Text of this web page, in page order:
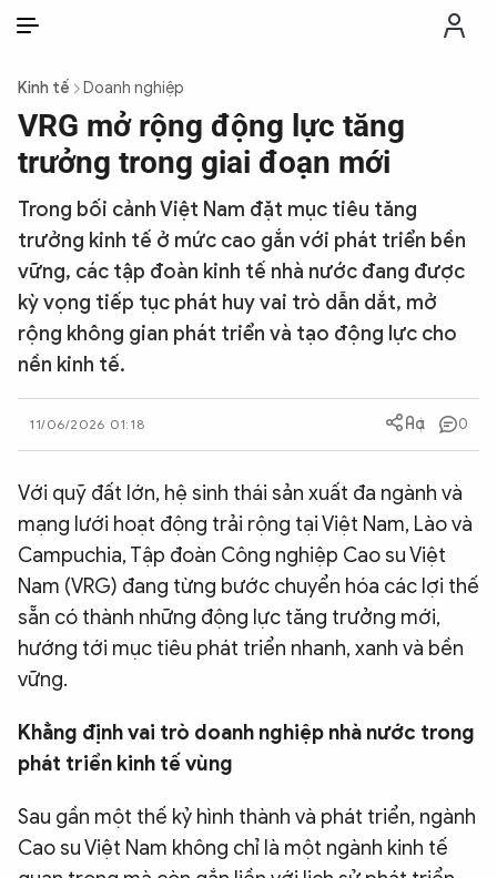
THỜI SỰ
CHỐNG DIỄN BIẾN HÒA BÌNH
CÔNG AN TRONG LÒNG DÂN
XÃ HỘI
CÔNG NGHỆ
QUỐC TẾ
VĂN HÓA - THỂ THAO
BẠN ĐỌC & CAND
ĐA PHƯƠNG TIỆN
eMagazine
Video Ảnh
Infographic
Kinh tế Doanh nghiệp
VRG mở rộng động lực tăng
trưởng trong giai đoạn mới
Trong bối cảnh Việt Nam đặt mục tiêu tăng
trưởng kinh tế ở mức cao gắn với phát triển bền
vững, các tập đoàn kinh tế nhà nước đang được
kỳ vọng tiếp tục phát huy vai trò dẫn dắt, mở
rộng không gian phát triển và tạo động lực cho
nền kinh tế.
11/06/2026 01:18 0
Với quỹ đất lớn, hệ sinh thái sản xuất đa ngành và
mạng lưới hoạt động trải rộng tại Việt Nam, Lào và
Campuchia, Tập đoàn Công nghiệp Cao su Việt
Nam (VRG) đang từng bước chuyển hóa các lợi thế
sẵn có thành những động lực tăng trưởng mới,
hướng tới mục tiêu phát triển nhanh, xanh và bền
vững.
Khẳng định vai trò doanh nghiệp nhà nước trong
phát triển kinh tế vùng
Sau gần một thế kỷ hình thành và phát triển, ngành
Cao su Việt Nam không chỉ là một ngành kinh tế